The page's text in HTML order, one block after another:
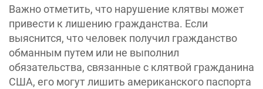
Важно отметить, что нарушение клятвы может
привести к лишению гражданства. Если
выяснится, что человек получил гражданство
обманным путем или не выполнил
обязательства, связанные с клятвой гражданина
США, его могут лишить американского паспорта